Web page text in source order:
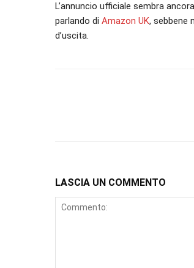
L’annuncio ufficiale sembra
parlando di Amazon UK, sebbene
d’uscita.
LASCIA UN COMMENTO